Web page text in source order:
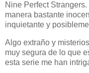
Nine Perfect
manera bastante
inquietante y
Algo extraño y
muy segura de lo que
esta serie me han